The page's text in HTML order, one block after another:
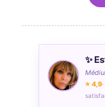
✨
⭐ 4,9